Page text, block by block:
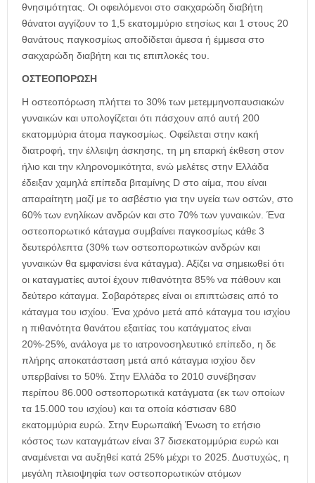
θνησιμότητας. Οι οφειλόμενοι στο σακχαρώδη διαβήτη
θάνατοι αγγίζουν το 1,5 εκατομμύριο ετησίως και 1 στους 20
θανάτους παγκοσμίως αποδίδεται άμεσα ή έμμεσα στο
σακχαρώδη διαβήτη και τις επιπλοκές του.
ΟΣΤΕΟΠΟΡΩΣΗ
Η οστεοπόρωση πλήττει το 30% των μετεμμηνοπαυσιακών
γυναικών και υπολογίζεται ότι πάσχουν από αυτή 200
εκατομμύρια άτομα παγκοσμίως. Οφείλεται στην κακή
διατροφή, την έλλειψη άσκησης, τη μη επαρκή έκθεση στον
ήλιο και την κληρονομικότητα, ενώ μελέτες στην Ελλάδα
έδειξαν χαμηλά επίπεδα βιταμίνης D στο αίμα, που είναι
απαραίτητη μαζί με το ασβέστιο για την υγεία των οστών, στο
60% των ενηλίκων ανδρών και στο 70% των γυναικών. Ένα
οστεοπορωτικό κάταγμα συμβαίνει παγκοσμίως κάθε 3
δευτερόλεπτα (30% των οστεοπορωτικών ανδρών και
γυναικών θα εμφανίσει ένα κάταγμα). Αξίζει να σημειωθεί ότι
οι καταγματίες αυτοί έχουν πιθανότητα 85% να πάθουν και
δεύτερο κάταγμα. Σοβαρότερες είναι οι επιπτώσεις από το
κάταγμα του ισχίου. Ένα χρόνο μετά από κάταγμα του ισχίου
η πιθανότητα θανάτου εξαιτίας του κατάγματος είναι
20%-25%, ανάλογα με το ιατρονοσηλευτικό επίπεδο, η δε
πλήρης αποκατάσταση μετά από κάταγμα ισχίου δεν
υπερβαίνει το 50%. Στην Ελλάδα το 2010 συνέβησαν
περίπου 86.000 οστεοπορωτικά κατάγματα (εκ των οποίων
τα 15.000 του ισχίου) και τα οποία κόστισαν 680
εκατομμύρια ευρώ. Στην Ευρωπαϊκή Ένωση το ετήσιο
κόστος των καταγμάτων είναι 37 δισεκατομμύρια ευρώ και
αναμένεται να αυξηθεί κατά 25% μέχρι το 2025. Δυστυχώς, η
μεγάλη πλειοψηφία των οστεοπορωτικών ατόμων